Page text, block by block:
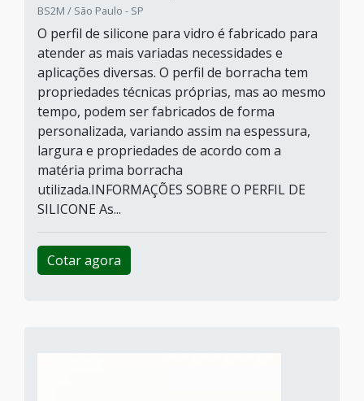
BS2M / São Paulo - SP
O perfil de silicone para vidro é fabricado para
atender as mais variadas necessidades e
aplicações diversas. O perfil de borracha tem
propriedades técnicas próprias, mas ao mesmo
tempo, podem ser fabricados de forma
personalizada, variando assim na espessura,
largura e propriedades de acordo com a
matéria prima borracha
utilizada.INFORMAÇÕES SOBRE O PERFIL DE
SILICONE As...
Cotar agora